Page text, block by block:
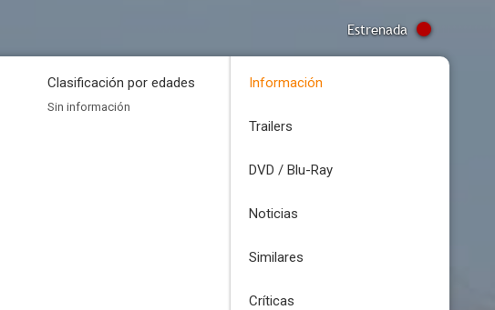
Estrenada
Clasificación por edades
Sin información
Información
Trailers
DVD / Blu-Ray
Noticias
Similares
Críticas